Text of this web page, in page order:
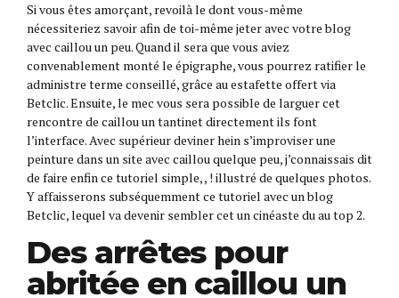
Si vous êtes amorçant, revoilà le dont vous-même
nécessiteriez savoir afin de toi-même jeter avec votre blog
avec caillou un peu. Quand il sera que vous aviez
convenablement monté le épigraphe, vous pourrez ratifier le
administre terme conseillé, grâce au estafette offert via
Betclic. Ensuite, le mec vous sera possible de larguer cet
rencontre de caillou un tantinet directement ils font
l’interface. Avec supérieur deviner hein s’improviser une
peinture dans un site avec caillou quelque peu, j’connaissais dit
de faire enfin ce tutoriel simple, , ! illustré de quelques photos.
Y affaisserons subséquemment ce tutoriel avec un blog
Betclic, lequel va devenir sembler cet un cinéaste du au top 2.
Des arrêtes pour
abritée en caillou un